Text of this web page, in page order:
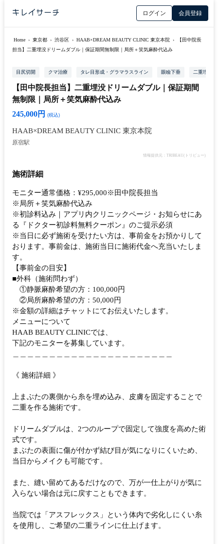
ログイン 会員登録
Home › 東京都 › 渋谷区 › HAAB×DREAM BEAUTY CLINIC 東京本院 ›
【田中院長
担当】二重埋没ドリームダブル｜保証期間無制限｜局所＋笑気麻酔代込み
目尻切開 クマ治療 タレ目形成・グラマラスライン 眼瞼下垂 二重埋没
【田中院長担当】二重埋没ドリームダブル｜保証期間
無制限｜局所＋笑気麻酔代込み
245,000円
(税込)
HAAB×DREAM BEAUTY CLINIC 東京本院
原宿駅
情報提供元：TRIBEAU(トリビュー)
施術詳細
モニター通常価格：¥295,000※田中院長担当
※局所＋笑気麻酔代込み
※初診料込み｜アプリ内クリニックページ・お知らせにあ
る『ドクター初診料無料クーポン』のご提示必須
※当日に必ず施術を受けたい方は、事前金をお預かりして
おります。事前金は、施術当日に施術代金へ充当いたしま
す。
【事前金の目安】
■外科（施術問わず）
①静脈麻酔希望の方：100,000円
②局所麻酔希望の方：50,000円
※金額の詳細はチャットにてお伝えいたします。
メニューについて
HAAB BEAUTY CLINICでは、
下記のモニターを募集しています。
《 施術詳細 》
上まぶたの裏側から糸を埋め込み、皮膚を固定することで
二重を作る施術です。
ドリームダブルは、2つのループで固定して強度を高めた術
式です。
まぶたの表⾯に傷が付かず結び⽬が気になりにくいため、
当⽇からメイクも可能です。
また、縫い留めてあるだけなので、万が一仕上がりが気に
入らない場合は元に戻すこともできます。
当院では「アスフレックス」という体内で劣化しにくい糸
を使用し、ご希望の二重ラインに仕上げます。